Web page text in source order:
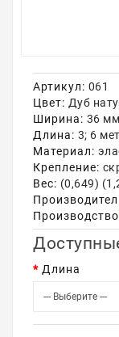
Контакты
Акции
Артикул: 061
Цвет: Дуб
Ширина: 36
Длина: 3; 6
Материал:
Крепление:
Вес: (0,649)
Длина